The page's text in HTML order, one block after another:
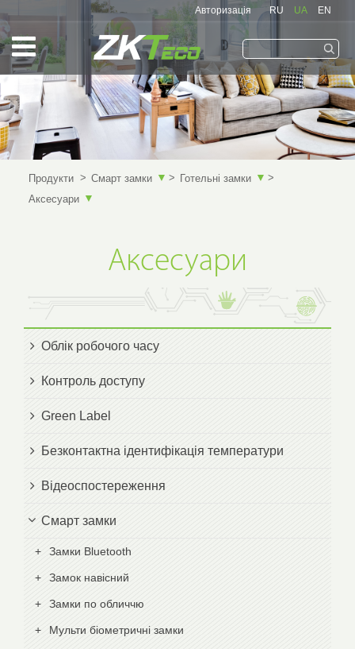
Авторизація
Запам'ятати мене
RU UA EN
Продукти Смарт замки ▼ Готельні замки ▼
Аксесуари ▼
Аксесуари
Облік робочого часу
Контроль доступу
Green Label
Безконтактна ідентифікація температури
Відеоспостереження
Смарт замки
Замки Bluetooth
Замок навісний
Замки по обличчю
Мульти біометричні замки